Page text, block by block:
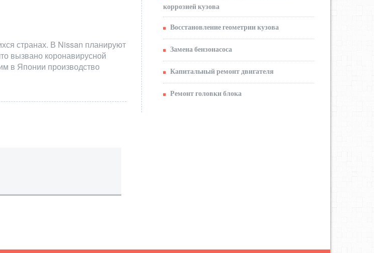
странах. В Nissan планируют
вызвано коронавирусной
в Японии производство
коррозией кузова
Восстановление геометрии кузова
Замена бензонасоса
Капитальный ремонт двигателя
Ремонт головки блока